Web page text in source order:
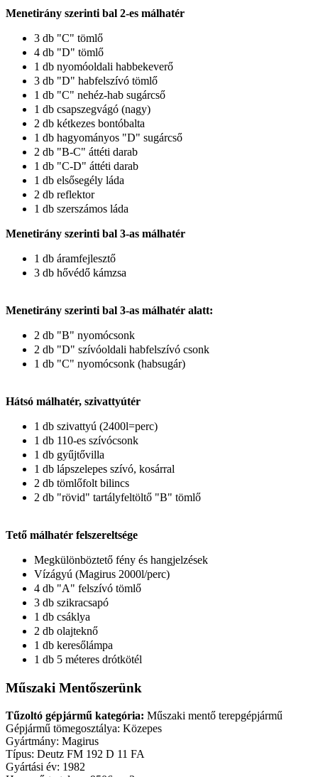
Menetirány szerinti bal 2-es málhatér
3 db "C" tömlő
4 db "D" tömlő
1 db nyomóoldali habbekeverő
3 db "D" habfelszívó tömlő
1 db "C" nehéz-hab sugárcső
1 db csapszegvágó (nagy)
2 db kétkezes bontóbalta
1 db hagyományos "D" sugárcső
2 db "B-C" áttéti darab
1 db "C-D" áttéti darab
1 db elsősegély láda
2 db reflektor
1 db szerszámos láda
Menetirány szerinti bal 3-as málhatér
1 db áramfejlesztő
3 db hővédő kámzsa
Menetirány szerinti bal 3-as málhatér alatt:
2 db "B" nyomócsonk
2 db "D" szívóoldali habfelszívó csonk
1 db "C" nyomócsonk (habsugár)
Hátsó málhatér, szivattyútér
1 db szivattyú (2400l=perc)
1 db 110-es szívócsonk
1 db gyűjtővilla
1 db lápszelepes szívó, kosárral
2 db tömlőfolt bilincs
2 db "rövid" tartályfeltöltő "B" tömlő
Tető málhatér felszereltsége
Megkülönböztető fény és hangjelzések
Vízágyú (Magirus 2000l/perc)
4 db "A" felszívó tömlő
3 db szikracsapó
1 db csáklya
2 db olajteknő
1 db keresőlámpa
1 db 5 méteres drótkötél
Műszaki Mentőszerünk
Tűzoltó gépjármű kategória: Műszaki mentő terepgépjármű
Gépjármű tömegosztálya: Közepes
Gyártmány: Magirus
Típus: Deutz FM 192 D 11 FA
Gyártási év: 1982